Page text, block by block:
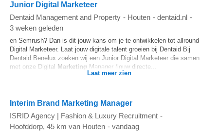
Junior Digital Marketeer
Dentaid Management and Property - Houten - dentaid.nl -
3 weken geleden
en Semrush? Dan is dit jouw kans om je te ontwikkelen tot allround
Digital Marketeer. Laat jouw digitale talent groeien bij Dentaid Bij
Dentaid Benelux zoeken wij een Junior Digital Marketeer die samen
met onze Digital Marketing Manager (jouw directe...
Laat meer zien
Interim Brand Marketing Manager
ISRID Agency | Fashion & Luxury Recruitment -
Hoofddorp, 45 km van Houten - vandaag